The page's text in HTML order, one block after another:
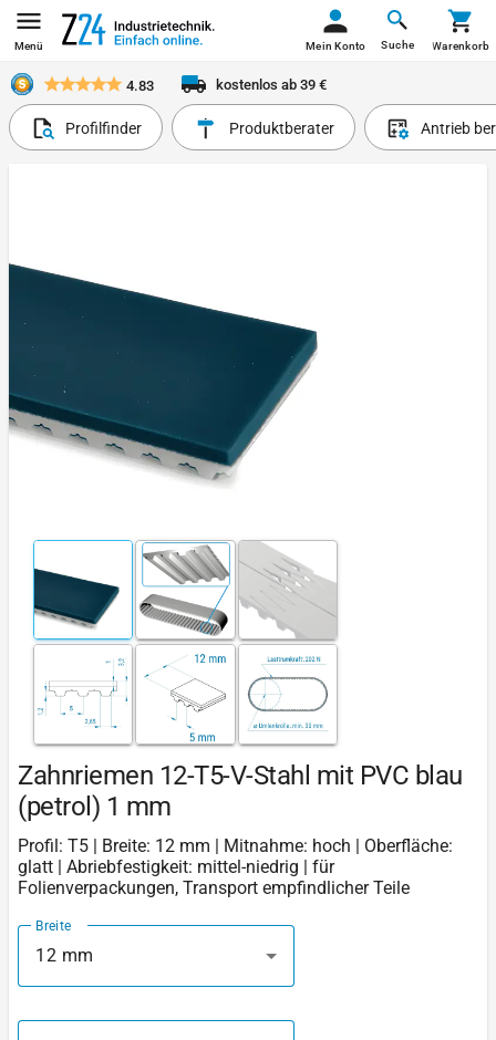
Menü Suche
Mein Konto Warenkorb
4.83 kostenlos ab 39 €
Profilfinder Produktberater Antrieb
Zahnriemen 12-T5-V-Stahl mit PVC blau
(petrol) 1 mm
Profil: T5 | Breite: 12 mm | Mitnahme: hoch | Oberfläche:
glatt | Abriebfestigkeit: mittel-niedrig | für
Folienverpackungen, Transport empfindlicher Teile
Breite
12 mm